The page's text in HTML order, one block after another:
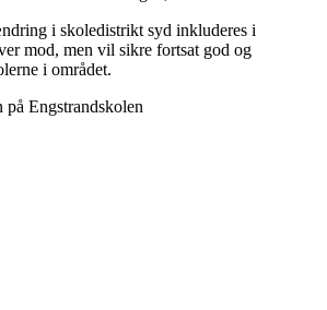
i skoledistrikt syd inkluderes i
mod, men vil sikre fortsat god og
i området.
Engstrandskolen